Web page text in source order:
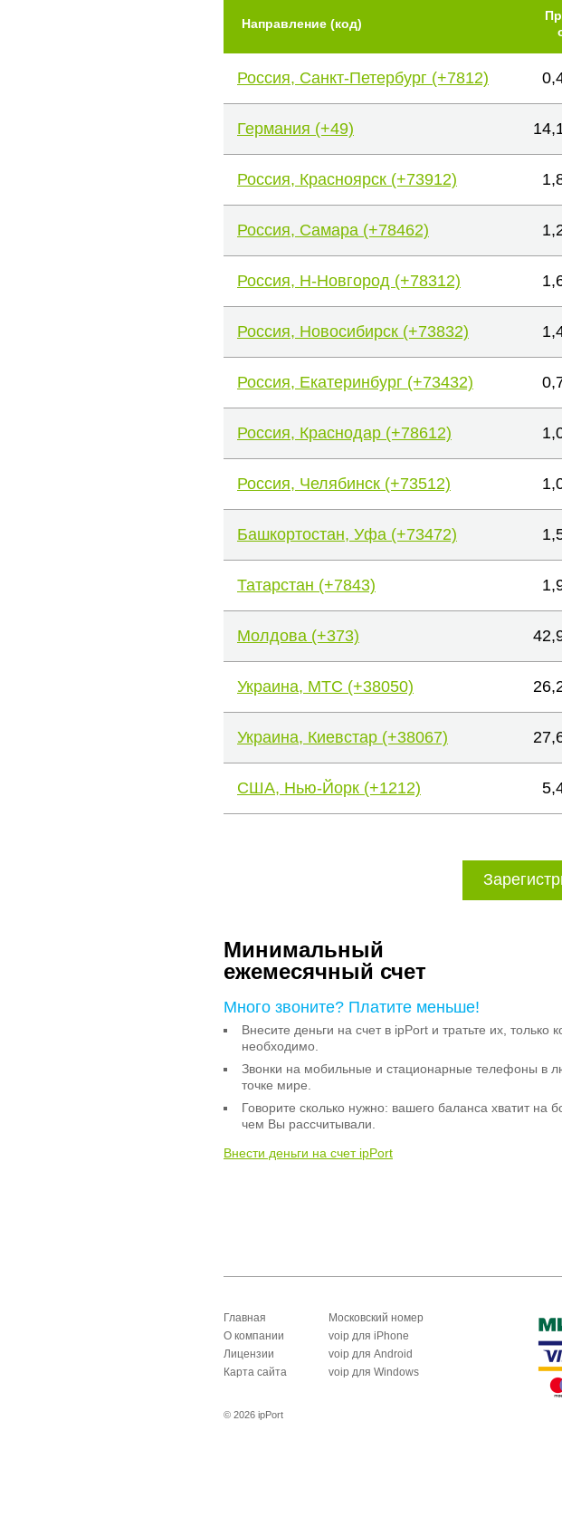
Направление (код)
Россия, Санкт-Петербург (+7812)
Германия (+49)
Россия, Красноярск (+73912)
Россия, Самара (+78462)
Россия, Н-Новгород (+78312)
Россия, Новосибирск (+73832)
Россия, Екатеринбург (+73432)
Россия, Краснодар (+78612)
Россия, Челябинск (+73512)
Башкортостан, Уфа (+73472)
Татарстан (+7843)
Молдова (+373)
Украина, МТС (+38050)
Украина, Киевстар (+38067)
США, Нью-Йорк (+1212)
Минимальный
ежемесячный счет
Много звоните? Платите меньше!
Внесите деньги на счет в ipPort и тратьте их, только
необходимо.
Звонки на мобильные и стационарные телефоны в
точке мире.
Говорите сколько нужно: вашего баланса хватит на
чем Вы рассчитывали.
Внести деньги на счет ipPort
Главная
О компании
Лицензии
Карта сайта
Московский номер
voip для iPhone
voip для Android
voip для Windows
© 2026 ipPort